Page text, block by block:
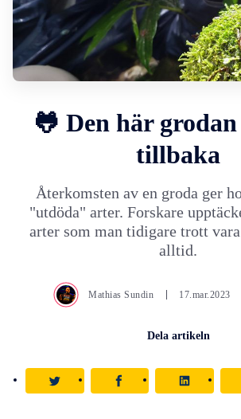
🐸 Den här
tillbaka
Återkomsten av en groda ger
"utdöda" arter. Forskare
arter som man tidigare trott
alltid.
Mathias Sundin 17.mar.2023
Dela artikeln